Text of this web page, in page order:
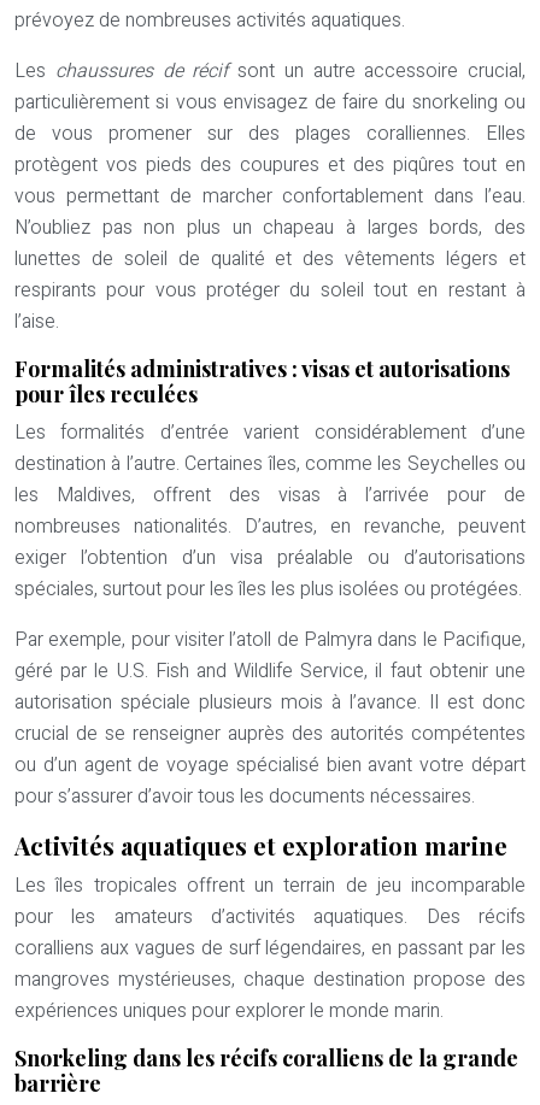
prévoyez de nombreuses activités aquatiques.
Les chaussures de récifsont un autre accessoire crucial,
particulièrement si vous envisagez de faire du snorkeling ou
de vous promener sur des plages coralliennes. Elles
protègent vos pieds des coupures et des piqûres tout en
vous permettant de marcher confortablement dans l’eau.
N’oubliez pas non plus un chapeau à larges bords, des
lunettes de soleil de qualité et des vêtements légers et
respirants pour vous protéger du soleil tout en restant à
l’aise.
Formalités administratives : visas et autorisations
pour îles reculées
Les formalités d’entrée varient considérablement d’une
destination à l’autre. Certaines îles, comme les Seychelles ou
les Maldives, offrent des visas à l’arrivée pour de
nombreuses nationalités. D’autres, en revanche, peuvent
exiger l’obtention d’un visa préalable ou d’autorisations
spéciales, surtout pour les îles les plus isolées ou protégées.
Par exemple, pour visiter l’atoll de Palmyra dans le Pacifique,
géré par le U.S. Fish and Wildlife Service, il faut obtenir une
autorisation spéciale plusieurs mois à l’avance. Il est donc
crucial de se renseigner auprès des autorités compétentes
ou d’un agent de voyage spécialisé bien avant votre départ
pour s’assurer d’avoir tous les documents nécessaires.
Activités aquatiques et exploration marine
Les îles tropicales offrent un terrain de jeu incomparable
pour les amateurs d’activités aquatiques. Des récifs
coralliens aux vagues de surf légendaires, en passant par les
mangroves mystérieuses, chaque destination propose des
expériences uniques pour explorer le monde marin.
Snorkeling dans les récifs coralliens de la grande
barrière